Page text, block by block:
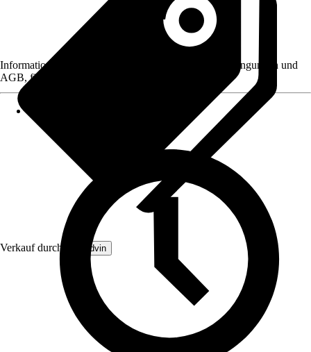
Verkauf durch: Brandvin
Informationen des Verkäufers, wie z. B. Rückgabebedingungen und
AGB, finden Sie bei Klick auf den Verkäufernamen.